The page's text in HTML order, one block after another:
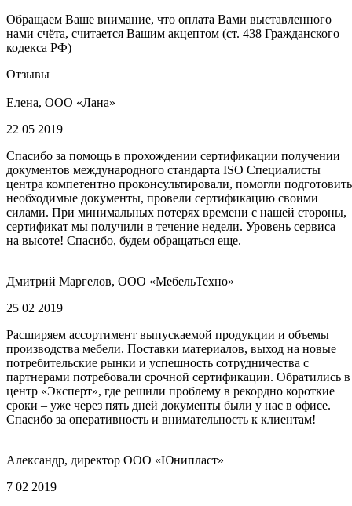
Обращаем Ваше внимание, что оплата Вами выставленного
нами счёта, считается Вашим акцептом (ст. 438 Гражданского
кодекса РФ)
Отзывы
Елена, ООО «Лана»
22 05 2019
Спасибо за помощь в прохождении сертификации получении
документов международного стандарта ISO Специалисты
центра компетентно проконсультировали, помогли подготовить
необходимые документы, провели сертификацию своими
силами. При минимальных потерях времени с нашей стороны,
сертификат мы получили в течение недели. Уровень сервиса –
на высоте! Спасибо, будем обращаться еще.
Дмитрий Маргелов, ООО «МебельТехно»
25 02 2019
Расширяем ассортимент выпускаемой продукции и объемы
производства мебели. Поставки материалов, выход на новые
потребительские рынки и успешность сотрудничества с
партнерами потребовали срочной сертификации. Обратились в
центр «Эксперт», где решили проблему в рекордно короткие
сроки – уже через пять дней документы были у нас в офисе.
Спасибо за оперативность и внимательность к клиентам!
Александр, директор ООО «Юнипласт»
7 02 2019